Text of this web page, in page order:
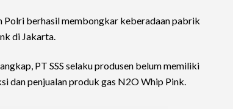
berhasil membongkar keberadaan pabrik
di Jakarta.
PT SSS selaku produsen belum memiliki
dan penjualan produk gas N2O Whip Pink.